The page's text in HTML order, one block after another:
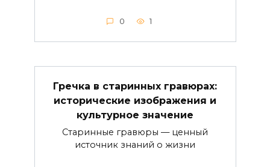
0 1
Гречка в старинных гравюрах:
исторические изображения и
культурное значение
Старинные гравюры — ценный
источник знаний о жизни